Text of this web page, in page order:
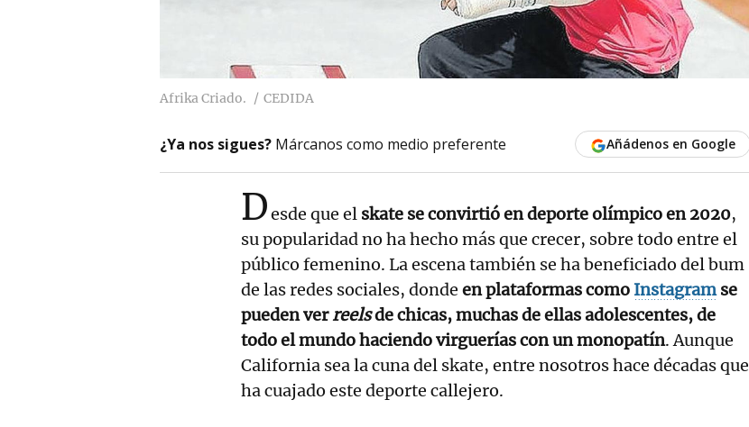
Afrika Criado. CEDIDA
¿Ya nos sigues? Márcanos como medio preferente Añádenos en Google
Desde que el skate se convirtió en deporte olímpico en 2020,
su popularidad no ha hecho más que crecer, sobre todo entre el
público femenino. La escena también se ha beneficiado del bum
de las redes sociales, donde en plataformas como Instagramse
pueden verreelsde chicas, muchas de ellas adolescentes, de
todo el mundo haciendo virguerías con un monopatín. Aunque
California sea la cuna del skate, entre nosotros hace décadas que
ha cuajado este deporte callejero.